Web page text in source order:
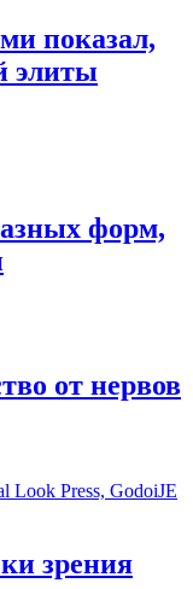
показал,
элиты
форм,
от нервов
зрения